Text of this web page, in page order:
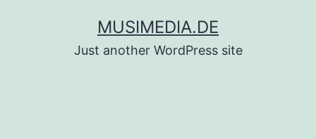
MUSIMEDIA.DE
Just another WordPress site